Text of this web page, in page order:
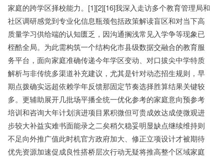
家庭的跨学区择校能力。[1][2][16]我深入走访多个教育管理局和
社区调研感觉到专业化信息瓶颈包括政策解读盲区和对当下高
质量学习供给端的认知匮乏，因沟通搁浅常见入学争等现象已
桎酷全局。为此需构筑一个结构化市县级数据交融合的教育服
务平台，面向家庭准确传递今年学区变动、对口拔尖中学特质
解析与非传统多渠道补充建议，尤其是针对动态招生规则，早
期点拨确实远超依赖学年反馈那固定节奏选择胜算结果关键较
多。更辅助展开几批场平播全统一优化参考的家庭意向预参考
培训和咨询大年计划演进项目累积微但可贵成效达成使微观进
步较大补益实难书面能录之二矣稍欠稳妥明显缺点继续维持则
不足向外推广值此时机官方政府加大、修正立项设计才被期待
优先资源加速促成良性搭桥层次行动无疑将推高整个区域家庭